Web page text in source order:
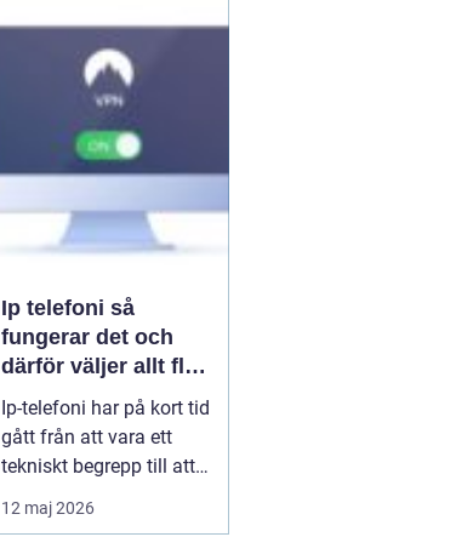
tekniker och bra
utrustning få...
Ip telefoni så
fungerar det och
därför väljer allt fler
företag att byta
Ip-telefoni har på kort tid
gått från att vara ett
tekniskt begrepp till att
bli standardlösning för
många företag och
12 maj 2026